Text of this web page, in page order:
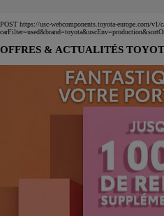
POST https://usc-webcomponents.toyota-europe.com/v1/
OFFRES & ACTUALITÉS